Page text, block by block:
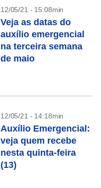
12/05/21 - 15:08min
Veja as datas do
auxílio emergencial
na terceira semana
de maio
12/05/21 - 14:18min
Auxílio Emergencial:
veja quem recebe
nesta quinta-feira
(13)